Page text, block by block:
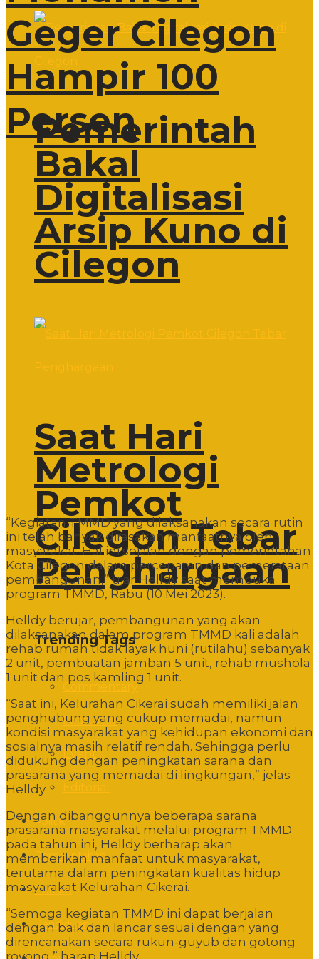
Pemerintah
Bakal
Digitalisasi
Arsip Kuno di
Cilegon
Saat Hari
Metrologi
Pemkot
Cilegon Tebar
Penghargaan
Trending Tags
Commentary
Featured
Event
Politik
Pemerintahan
Hukum
Pendidikan
Geger Cilegon
Hampir 100
Persen
“Kegiatan TMMD yang dilaksanakan secara rutin
ini telah banyak dirasakan manfaatnya oleh
masyarakat. Hal ini sejalan dengan pemerintahan
Kota Cilegon dalam percepatan dan pemerataan
pembangunan,” ujar Helldy saat membuka
program TMMD, Rabu (10 Mei 2023).
Helldy berujar, pembangunan yang akan
dilaksanakan dalam program TMMD kali adalah
rehab rumah tidak layak huni (rutilahu) sebanyak
2 unit, pembuatan jamban 5 unit, rehab mushola
1 unit dan pos kamling 1 unit.
“Saat ini, Kelurahan Cikerai sudah memiliki jalan
penghubung yang cukup memadai, namun
kondisi masyarakat yang kehidupan ekonomi dan
sosialnya masih relatif rendah. Sehingga perlu
didukung dengan peningkatan sarana dan
prasarana yang memadai di lingkungan,” jelas
Helldy.
Dengan dibanggunnya beberapa sarana
prasarana masyarakat melalui program TMMD
pada tahun ini, Helldy berharap akan
memberikan manfaat untuk masyarakat,
terutama dalam peningkatan kualitas hidup
masyarakat Kelurahan Cikerai.
“Semoga kegiatan TMMD ini dapat berjalan
dengan baik dan lancar sesuai dengan yang
direncanakan secara rukun-guyub dan gotong
royong,” harap Helldy.